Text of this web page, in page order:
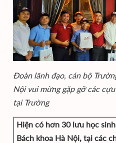
Đoàn lãnh đạo, cán bộ
Nội vui mừng gặp gỡ các
tại Trường
Hiện có hơn 30 lưu học
Bách khoa Hà Nội, tại các